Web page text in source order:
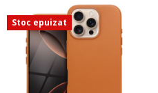
Stoc epuizat